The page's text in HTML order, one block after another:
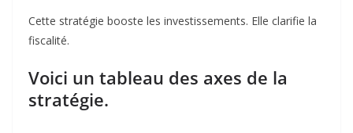
Cette stratégie booste les investissements. Elle clarifie la
fiscalité.
Voici un tableau des axes de la
stratégie.